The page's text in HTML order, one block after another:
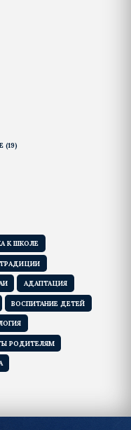
(19)
К ШКОЛЕ
ТРАДИЦИИ
АДАПТАЦИЯ
ВОСПИТАНИЕ ДЕТЕЙ
РОДИТЕЛЯМ